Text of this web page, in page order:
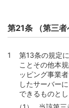
第21条 （第三者
第13条の規定
ことその他本
ッピング事業
したサーバー
できるものとし